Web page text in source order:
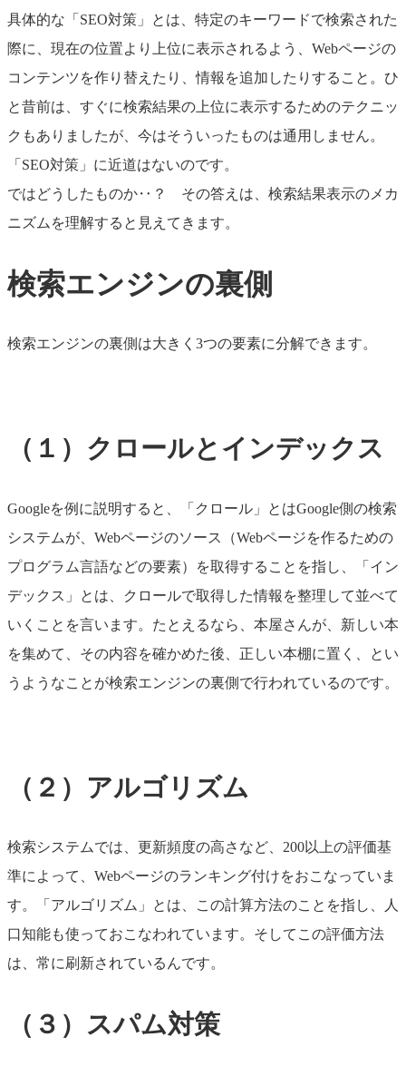
具体的な「SEO対策」とは、特定のキーワードで検索された
際に、現在の位置より上位に表示されるよう、Webページの
コンテンツを作り替えたり、情報を追加したりすること。ひ
と昔前は、すぐに検索結果の上位に表示するためのテクニッ
クもありましたが、今はそういったものは通用しません。
「SEO対策」に近道はないのです。
ではどうしたものか‥？ その答えは、検索結果表示のメカ
ニズムを理解すると見えてきます。
検索エンジンの裏側
検索エンジンの裏側は大きく3つの要素に分解できます。
（１）クロールとインデックス
Googleを例に説明すると、「クロール」とはGoogle側の検索
システムが、Webページのソース（Webページを作るための
プログラム言語などの要素）を取得することを指し、「イン
デックス」とは、クロールで取得した情報を整理して並べて
いくことを言います。たとえるなら、本屋さんが、新しい本
を集めて、その内容を確かめた後、正しい本棚に置く、とい
うようなことが検索エンジンの裏側で行われているのです。
（２）アルゴリズム
検索システムでは、更新頻度の高さなど、200以上の評価基
準によって、Webページのランキング付けをおこなっていま
す。「アルゴリズム」とは、この計算方法のことを指し、人
口知能も使っておこなわれています。そしてこの評価方法
は、常に刷新されているんです。
（３）スパム対策